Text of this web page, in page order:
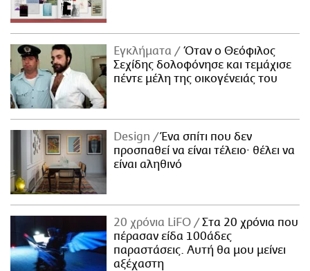
Εγκλήματα
Όταν ο Θεόφιλος
Σεχίδης δολοφόνησε και τεμάχισε
πέντε μέλη της οικογένειάς του
Design
Ένα σπίτι που δεν
προσπαθεί να είναι τέλειο· θέλει να
είναι αληθινό
20 χρόνια LiFO
Στα 20 χρόνια που
πέρασαν είδα 100άδες
παραστάσεις. Αυτή θα μου μείνει
αξέχαστη